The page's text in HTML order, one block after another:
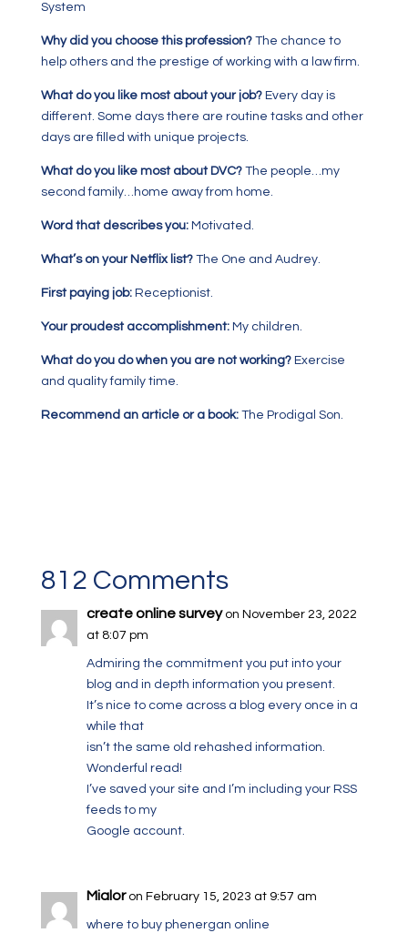
System
Why did you choose this profession?The chance to
help others and the prestige of working with a law firm.
What do you like most about your job?Every day is
different. Some days there are routine tasks and other
days are filled with unique projects.
What do you like most about DVC?The people…my
second family…home away from home.
Word that describes you:Motivated.
What’s on your Netflix list?The One and Audrey.
First paying job:Receptionist.
Your proudest accomplishment:My children.
What do you do when you are not working?Exercise
and quality family time.
Recommend an article or a book:The Prodigal Son.
812 Comments
create online survey on November 23, 2022
at 8:07 pm
Admiring the commitment you put into your
blog and in depth information you present.
It’s nice to come across a blog every once in a
while that
isn’t the same old rehashed information.
Wonderful read!
I’ve saved your site and I’m including your RSS
feeds to my
Google account.
Mialor on February 15, 2023 at 9:57 am
where to buy phenergan online